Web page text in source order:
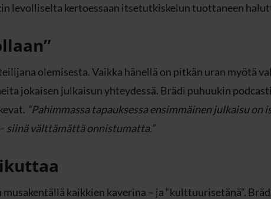
levolliselta kertoessaan itsetutkiskelun tuottaneen
olemisesta. Vaikka hänellä on pitkän uran myötä
jokaisen julkaisun yhteydessä. Brädi puhuukin
“Pahimmassa tapauksessa ensimmäinen julkaisu on
siinä välttämättä onnistumatta.”
kaikkien kaverina – ja “kulttuurisetänä”.